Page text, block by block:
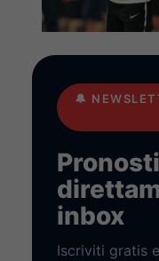
🔔
inbox
Iscriviti gratis